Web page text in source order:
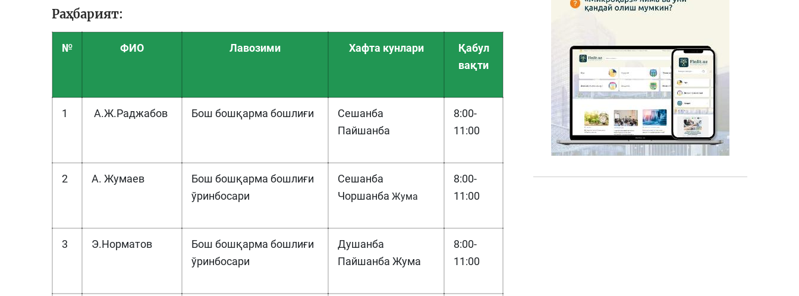
Раҳбарият:
№ ФИО Лавозими Хафта кунлари
Қабул
вақти
1 А.Ж.Раджабов Бош бошқарма бошлиғи
Сешанба
Пайшанба
8:00-
11:00
2 А. Жумаев
Бош бошқарма бошлиғи
ўринбосари
Сешанба
Чоршанба Жума
8:00-
11:00
3 Э.Норматов
Бош бошқарма бошлиғи
ўринбосари
Душанба
Пайшанба Жума
8:00-
11:00